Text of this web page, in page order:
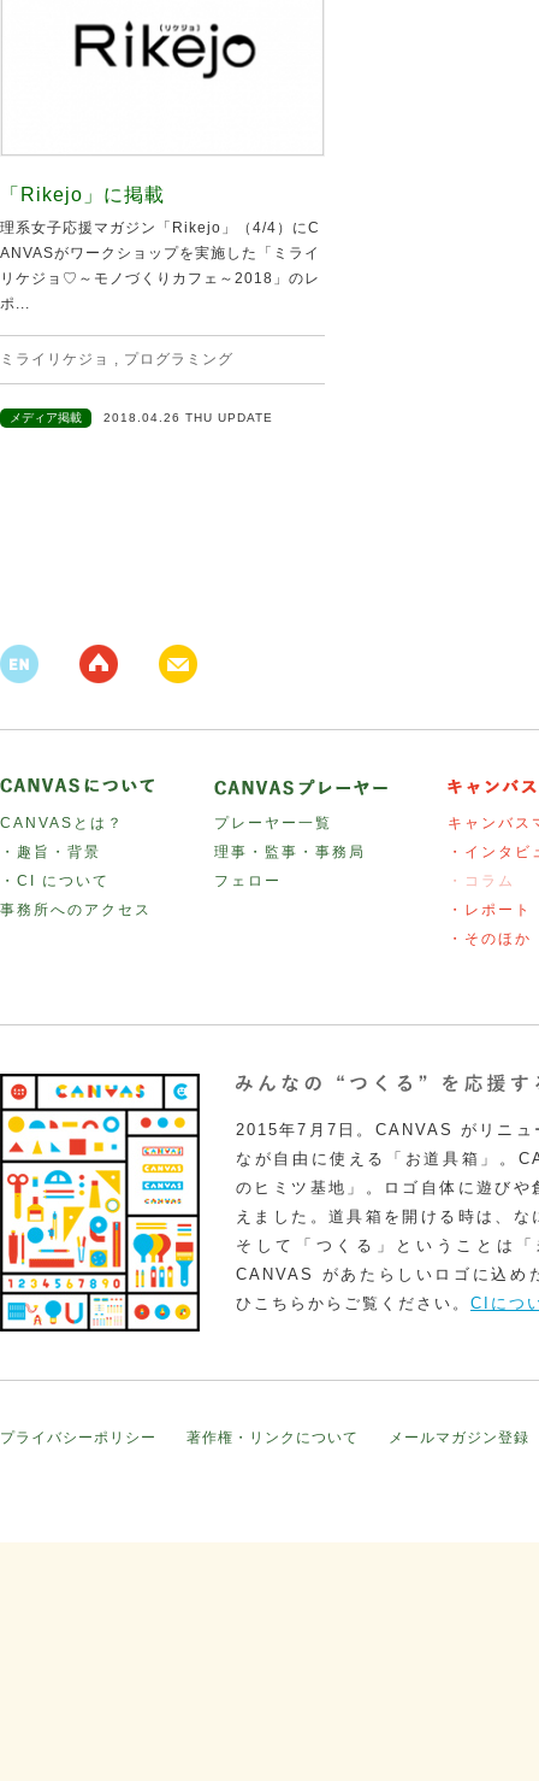
「Rikejo」に掲載
理系女子応援マガジン「Rikejo」（4/4）にC
ANVASがワークショップを実施した「ミライ
リケジョ♡～モノづくりカフェ～2018」のレ
ポ...
ミライリケジョ , プログラミング
メディア掲載 2018.04.26 THU UPDATE
CANVASとは？
・趣旨・背景
・CI について
事務所へのアクセス
プレーヤー一覧
理事・監事・事務局
フェロー
キャンバス
・インタビ
・コラム
・レポート
・そのほか
2015年7月7日。CANVAS がリニュ
なが自由に使える「お道具箱」。
のヒミツ基地」。ロゴ自体に遊び
えました。道具箱を開ける時は、
そして「つくる」ということは
CANVAS があたらしいロゴに込め
ひこちらからご覧ください。 CIにつ
プライバシーポリシー 著作権・リンクについて メールマガジン登録